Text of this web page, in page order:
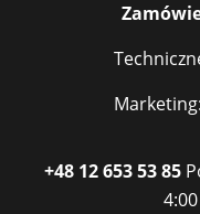
+48 12 653 53 85